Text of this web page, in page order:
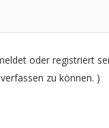
oder registriert
verfassen zu können. )